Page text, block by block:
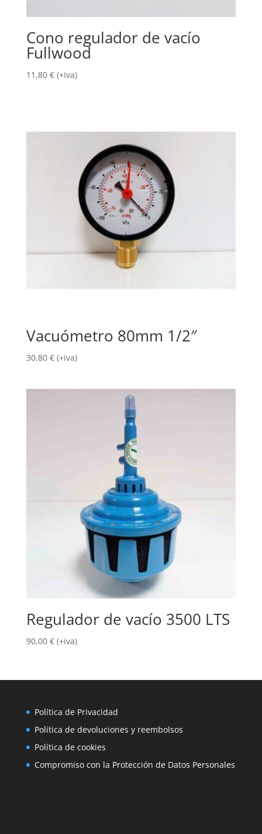
Cono regulador de vacío
Fullwood
11,80 € (+iva)
Vacuómetro 80mm 1/2″
30,80 € (+iva)
Regulador de vacío 3500 LTS
90,00 € (+iva)
Política de Privacidad
Política de devoluciones y reembolsos
Política de cookies
Compromiso con la Protección de Datos Personales